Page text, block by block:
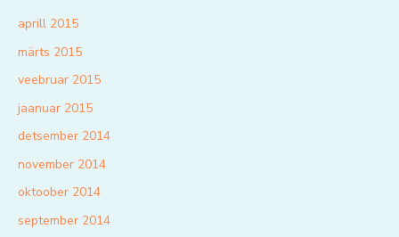
aprill 2015
märts 2015
veebruar 2015
jaanuar 2015
detsember 2014
november 2014
oktoober 2014
september 2014